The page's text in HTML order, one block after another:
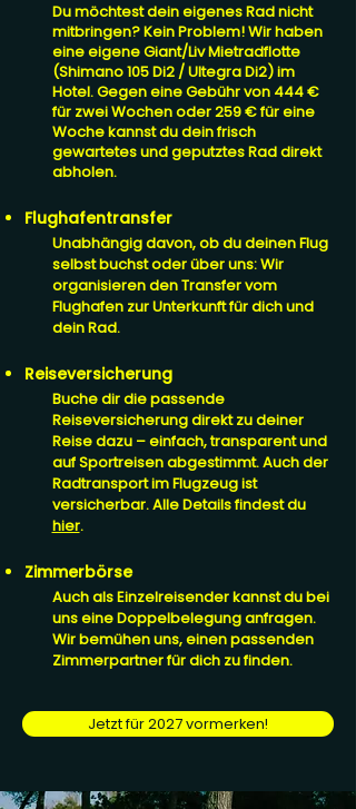
Du möchtest dein eigenes Rad nicht
mitbringen? Kein Problem! Wir haben
eine eigene Giant/Liv Mietradflotte
(Shimano 105 Di2 / Ultegra Di2) im
Hotel. Gegen eine Gebühr von 444 €
für zwei Wochen oder 259 € für eine
Woche kannst du dein frisch
gewartetes und geputztes Rad direkt
abholen.
Flughafentransfer
Unabhängig davon, ob du deinen Flug
selbst buchst oder über uns: Wir
organisieren den Transfer vom
Flughafen zur Unterkunft für dich und
dein Rad.
Reiseversicherung
Buche dir die passende
Reiseversicherung direkt zu deiner
Reise dazu – einfach, transparent und
auf Sportreisen abgestimmt. Auch der
Radtransport im Flugzeug ist
versicherbar. Alle Details findest du
hier.
Zimmerbörse
Auch als Einzelreisender kannst du bei
uns eine Doppelbelegung anfragen.
Wir bemühen uns, einen passenden
Zimmerpartner für dich zu finden.
Jetzt für 2027 vormerken!